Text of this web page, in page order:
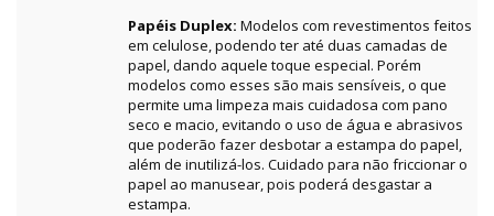
Papéis Duplex: Modelos com revestimentos feitos
em celulose, podendo ter até duas camadas de
papel, dando aquele toque especial. Porém
modelos como esses são mais sensíveis, o que
permite uma limpeza mais cuidadosa com pano
seco e macio, evitando o uso de água e abrasivos
que poderão fazer desbotar a estampa do papel,
além de inutilizá-los. Cuidado para não friccionar o
papel ao manusear, pois poderá desgastar a
estampa.